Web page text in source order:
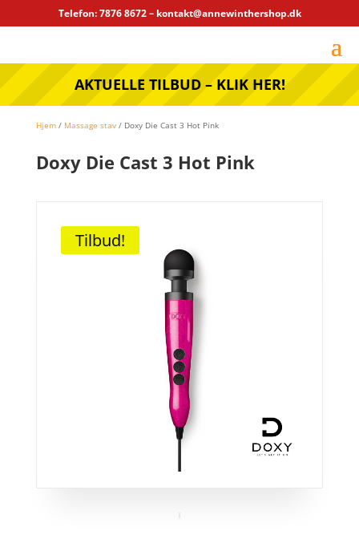
Telefon: 7876 8672 – kontakt@annewinthershop.dk
AKTUELLE TILBUD – KLIK HER!
Hjem/ Massage stav/ Doxy Die Cast 3 Hot Pink
Doxy Die Cast 3 Hot Pink
Tilbud!